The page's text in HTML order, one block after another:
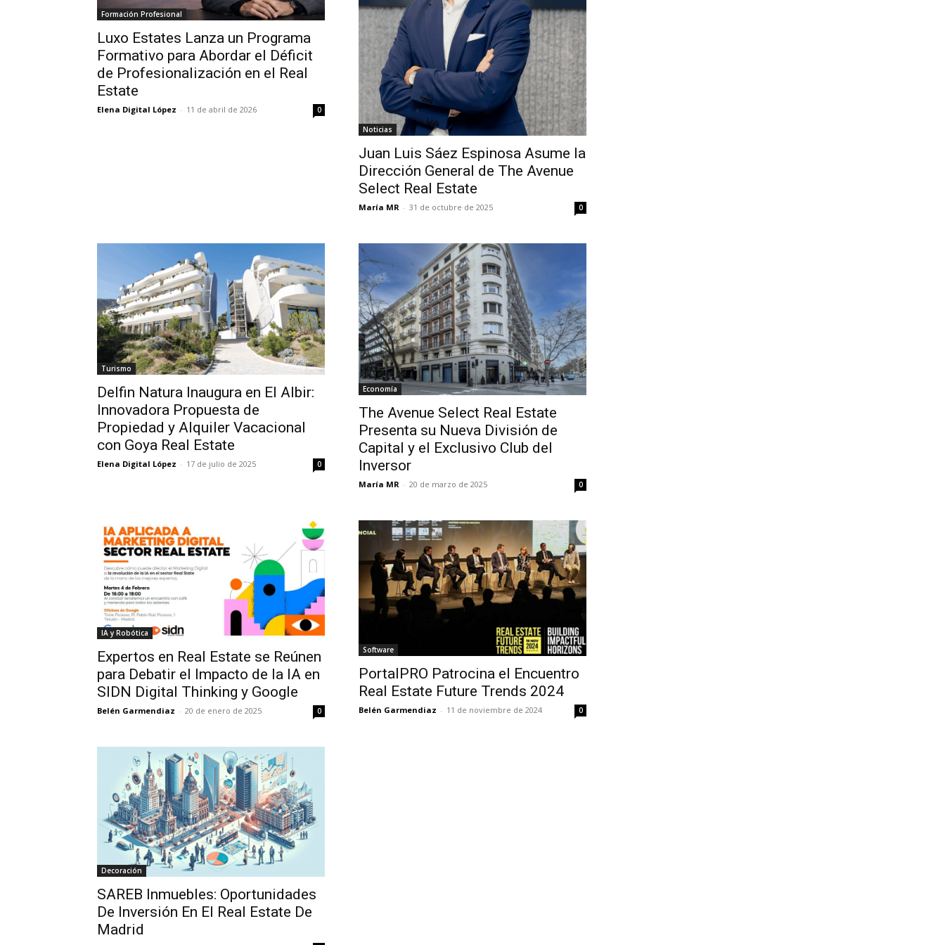
Formación Profesional
Luxo Estates Lanza un Programa
Formativo para Abordar el Déficit
de Profesionalización en el Real
Estate
Elena Digital López - 11 de abril de 2026
0
Noticias
Juan Luis Sáez Espinosa Asume la
Dirección General de The Avenue
Select Real Estate
María MR - 31 de octubre de 2025 0
Turismo
Delfin Natura Inaugura en El Albir:
Innovadora Propuesta de
Propiedad y Alquiler Vacacional
con Goya Real Estate
Elena Digital López - 17 de julio de 2025 0
Economía
The Avenue Select Real Estate
Presenta su Nueva División de
Capital y el Exclusivo Club del
Inversor
María MR - 20 de marzo de 2025 0
IA y Robótica
Expertos en Real Estate se Reúnen
para Debatir el Impacto de la IA en
SIDN Digital Thinking y Google
Belén Garmendiaz - 20 de enero de 2025 0
Software
PortalPRO Patrocina el Encuentro
Real Estate Future Trends 2024
Belén Garmendiaz - 11 de noviembre de 2024 0
Decoración
SAREB Inmuebles: Oportunidades
De Inversión En El Real Estate De
Madrid